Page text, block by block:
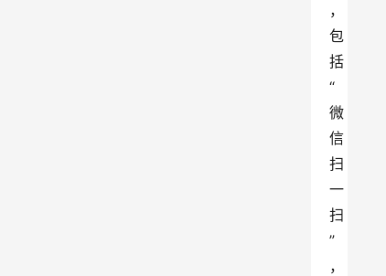
，
包
括
“
微
信
扫
一
扫
”
，